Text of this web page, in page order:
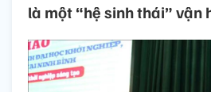
là một “hệ sinh thái” vận